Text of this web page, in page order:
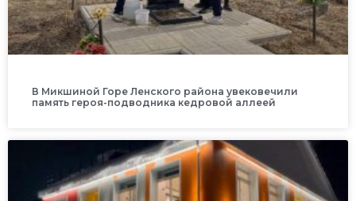
В Микшиной Горе Ленского района увековечили
память героя-подводника кедровой аллеей